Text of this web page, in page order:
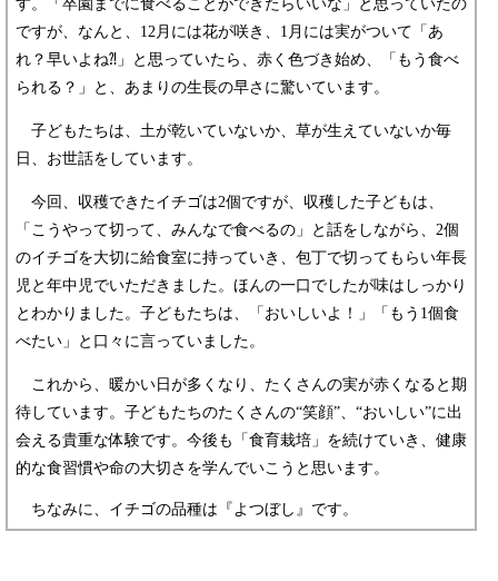
す。「卒園までに食べることができたらいいな」と思っていたの
ですが、なんと、12月には花が咲き、1月には実がついて「あ
れ？早いよね⁈」と思っていたら、赤く色づき始め、「もう食べ
られる？」と、あまりの生長の早さに驚いています。
子どもたちは、土が乾いていないか、草が生えていないか毎
日、お世話をしています。
今回、収穫できたイチゴは2個ですが、収穫した子どもは、
「こうやって切って、みんなで食べるの」と話をしながら、2個
のイチゴを大切に給食室に持っていき、包丁で切ってもらい年長
児と年中児でいただきました。ほんの一口でしたが味はしっかり
とわかりました。子どもたちは、「おいしいよ！」「もう1個食
べたい」と口々に言っていました。
これから、暖かい日が多くなり、たくさんの実が赤くなると期
待しています。子どもたちのたくさんの“笑顔”、“おいしい”に出
会える貴重な体験です。今後も「食育栽培」を続けていき、健康
的な食習慣や命の大切さを学んでいこうと思います。
ちなみに、イチゴの品種は『よつぼし』です。